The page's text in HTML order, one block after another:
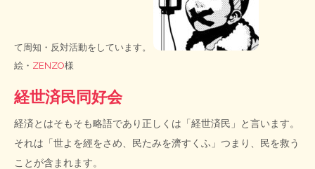
て周知・反対活動をしています。
絵・ ZENZO様
経世済民同好会
経済とはそもそも略語であり正しくは「経世済民」と言います。
それは「世よを經をさめ、民たみを濟すくふ」つまり、民を救う
ことが含まれます。